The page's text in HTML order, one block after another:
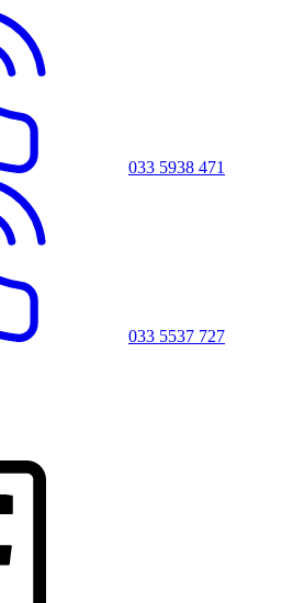
033 5938 471
033 5537 727